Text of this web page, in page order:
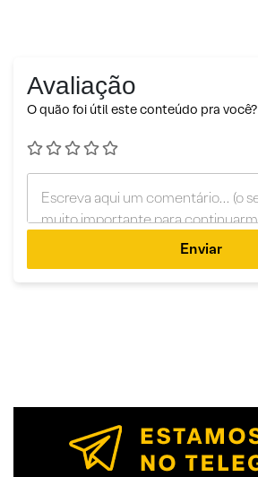
Avaliação
O quão foi útil este conteúdo pra você?
Enviar